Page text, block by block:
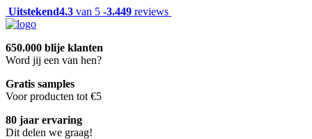
Uitstekend4.3 van 5 -3.449 reviews
650.000 blije klanten
Word jij een van hen?
Gratis samples
Voor producten tot €5
80 jaar ervaring
Dit delen we graag!